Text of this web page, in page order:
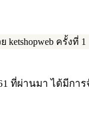
ที่ผ่านมา ได้มีกา